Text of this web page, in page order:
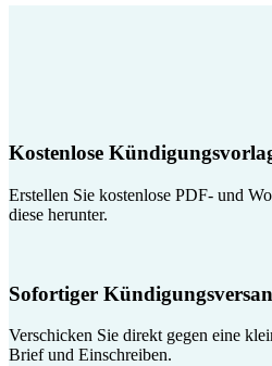
Kostenlose
Erstellen Sie kostenlose PDF- und
diese herunter.
Sofortiger
Verschicken Sie direkt gegen eine
Brief und Einschreiben.